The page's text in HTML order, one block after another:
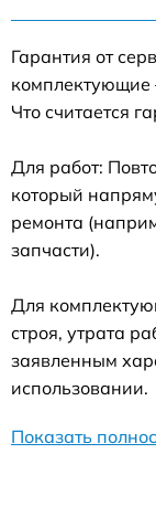
Гарантия от
Что считается
Для работ:
который
ремонта
запчасти).
Для
строя, утрата
заявленным
использовании.
Показать